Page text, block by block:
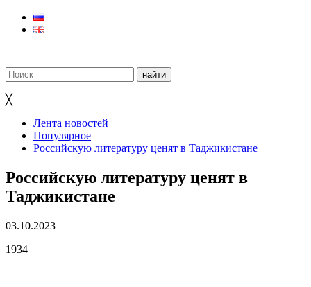
╳
Лента новостей
Популярное
Российскую литературу ценят в Таджикистане
Российскую литературу ценят в
Таджикистане
03.10.2023
1934